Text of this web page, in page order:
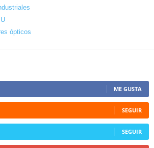
ópticos
ME GUSTA
SEGUIR
SEGUIR